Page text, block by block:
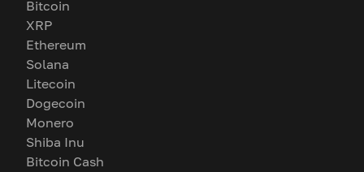
Bitcoin
XRP
Ethereum
Solana
Litecoin
Dogecoin
Monero
Shiba Inu
Bitcoin Cash